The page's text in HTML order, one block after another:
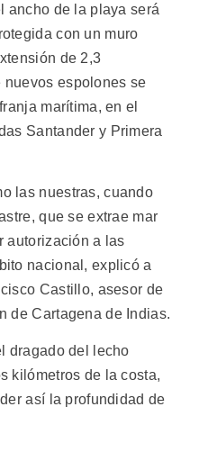
ancho de la playa será
con un muro
de 2,3
nuevos espolones se
marítima, en el
Santander y Primera
las nuestras, cuando
que se extrae mar
autorización a las
nacional, explicó a
Castillo, asesor de
de Cartagena de Indias.
dragado del lecho
kilómetros de la costa,
así la profundidad de